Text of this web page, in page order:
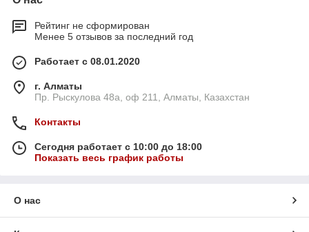
Рейтинг не сформирован
Менее 5 отзывов за последний год
Работает с 08.01.2020
г. Алматы
Пр. Рыскулова 48а, оф 211, Алматы, Казахстан
Контакты
Сегодня работает с 10:00 до 18:00
Показать весь график работы
О нас